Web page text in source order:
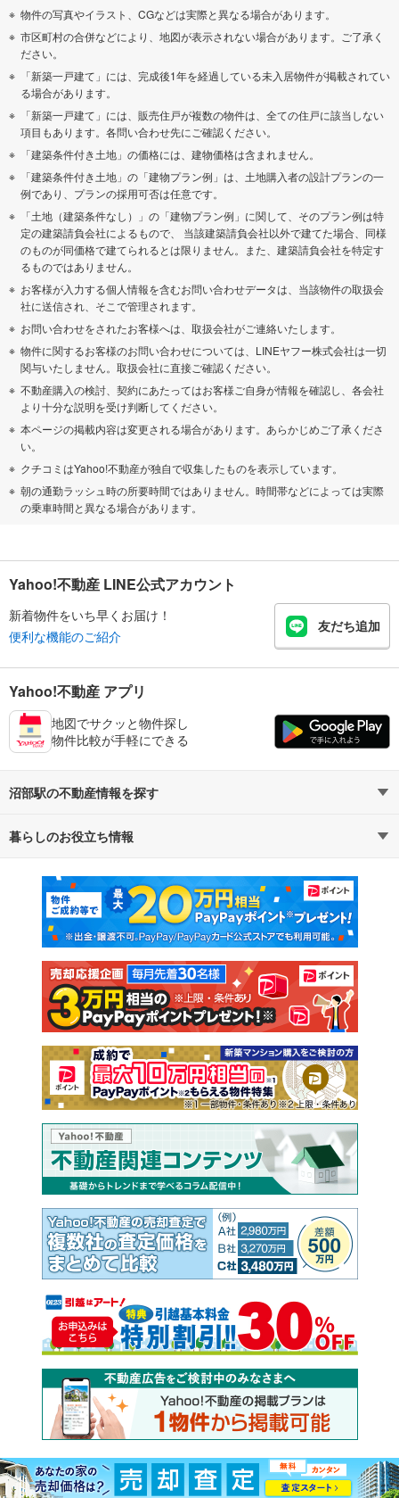
物件の写真やイラスト、CGなどは実際と異なる場合があります。
市区町村の合併などにより、地図が表示されない場合があります。ご了承く
ださい。
「新築一戸建て」には、完成後1年を経過している未入居物件が掲載されてい
る場合があります。
「新築一戸建て」には、販売住戸が複数の物件は、全ての住戸に該当しない
項目もあります。各問い合わせ先にご確認ください。
「建築条件付き土地」の価格には、建物価格は含まれません。
「建築条件付き土地」の「建物プラン例」は、土地購入者の設計プランの一
例であり、プランの採用可否は任意です。
「土地（建築条件なし）」の「建物プラン例」に関して、そのプラン例は特
定の建築請負会社によるもので、 当該建築請負会社以外で建てた場合、同様
のものが同価格で建てられるとは限りません。また、建築請負会社を特定す
るものではありません。
お客様が入力する個人情報を含むお問い合わせデータは、当該物件の取扱会
社に送信され、そこで管理されます。
お問い合わせをされたお客様へは、取扱会社がご連絡いたします。
物件に関するお客様のお問い合わせについては、LINEヤフー株式会社は一切
関与いたしません。取扱会社に直接ご確認ください。
不動産購入の検討、契約にあたってはお客様ご自身が情報を確認し、各会社
より十分な説明を受け判断してください。
本ページの掲載内容は変更される場合があります。あらかじめご了承くださ
い。
クチコミはYahoo!不動産が独自で収集したものを表示しています。
朝の通勤ラッシュ時の所要時間ではありません。時間帯などによっては実際
の乗車時間と異なる場合があります。
Yahoo!不動産 LINE公式アカウント
新着物件をいち早くお届け！
便利な機能のご紹介
友だち追加
Yahoo!不動産 アプリ
地図でサクッと物件探し
物件比較が手軽にできる
沼部駅の不動産情報を探す
不動産・住宅
新築マンション 中古マンション
新築一戸建て 中古一戸建て
注文住宅 土地
売却査定
暮らしのお役立ち情報
マンションカタログ 教えて！住まいの先生